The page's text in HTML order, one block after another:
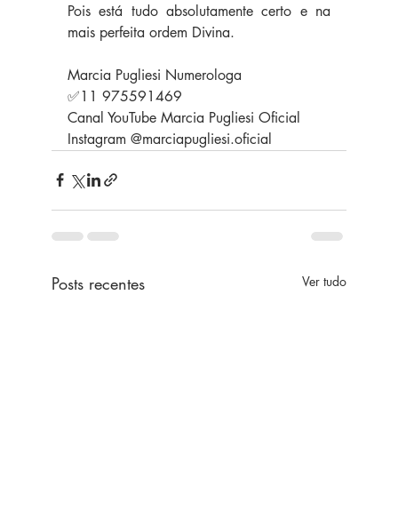
Pois está tudo absolutamente certo e na
mais perfeita ordem Divina.
Marcia Pugliesi Numerologa
✅11 975591469
Canal YouTube Marcia Pugliesi Oficial
Instagram @marciapugliesi.oficial
Posts recentes Ver tudo